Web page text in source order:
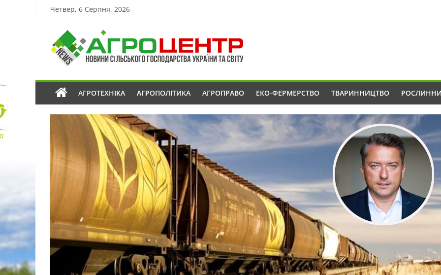
Четвер, 6 Серпня, 2026
АГРОТЕХНІКА АГРОПОЛІТИКА АГРОПРАВО ЕКО-ФЕРМЕРСТВО ТВАРИННИЦТВО